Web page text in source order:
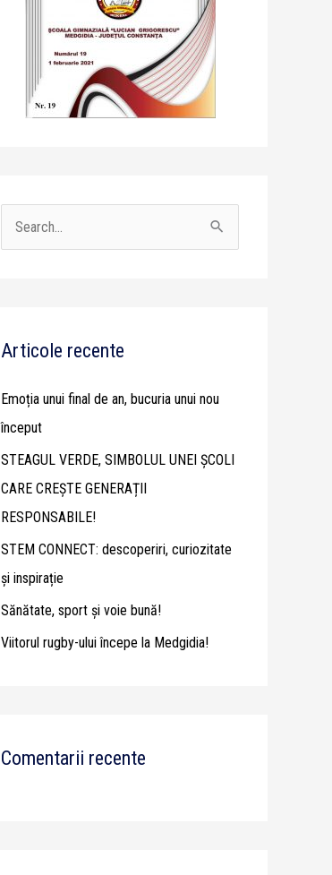
c
f
o
r
:
Articole recente
Emoția unui final de an, bucuria unui nou
început
STEAGUL VERDE, SIMBOLUL UNEI ȘCOLI
CARE CREȘTE GENERAȚII
RESPONSABILE!
STEM CONNECT: descoperiri, curiozitate
și inspirație
Sănătate, sport și voie bună!
Viitorul rugby-ului începe la Medgidia!
Comentarii recente